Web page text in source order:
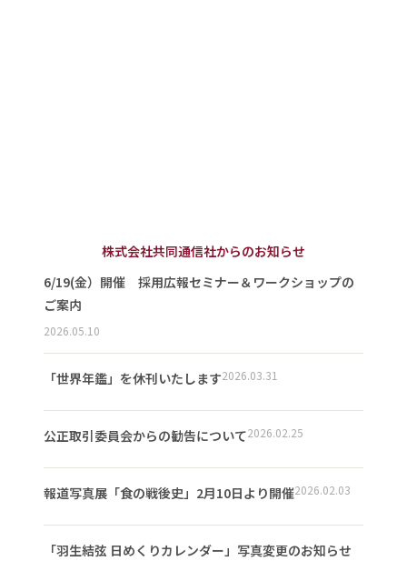
株式会社共同通信社からのお知らせ
6/19(金）開催 採用広報セミナー＆ワークショップの
ご案内
2026.05.10
「世界年鑑」を休刊いたします2026.03.31
公正取引委員会からの勧告について2026.02.25
報道写真展「食の戦後史」2月10日より開催2026.02.03
「羽生結弦 日めくりカレンダー」写真変更のお知らせ